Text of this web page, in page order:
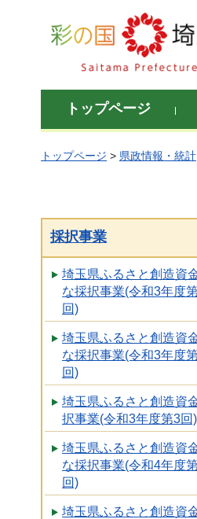
彩の国 埼玉県
トップページ
トップページ > 県政情報・統計
採択事業
埼玉県ふるさと創造資
な採択事業(令和3年度
回)
埼玉県ふるさと創造資
な採択事業(令和3年度
回)
埼玉県ふるさと創造資
択事業(令和3年度第3回)
埼玉県ふるさと創造資
な採択事業(令和4年度
回)
埼玉県ふるさと創造資